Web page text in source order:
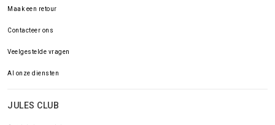
Maak een retour
Contacteer ons
Veelgestelde vragen
Al onze diensten
JULES CLUB